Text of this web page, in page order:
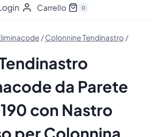
Carrello 0
/ Colonnine Tendinastro /
da Parete
con Nastro